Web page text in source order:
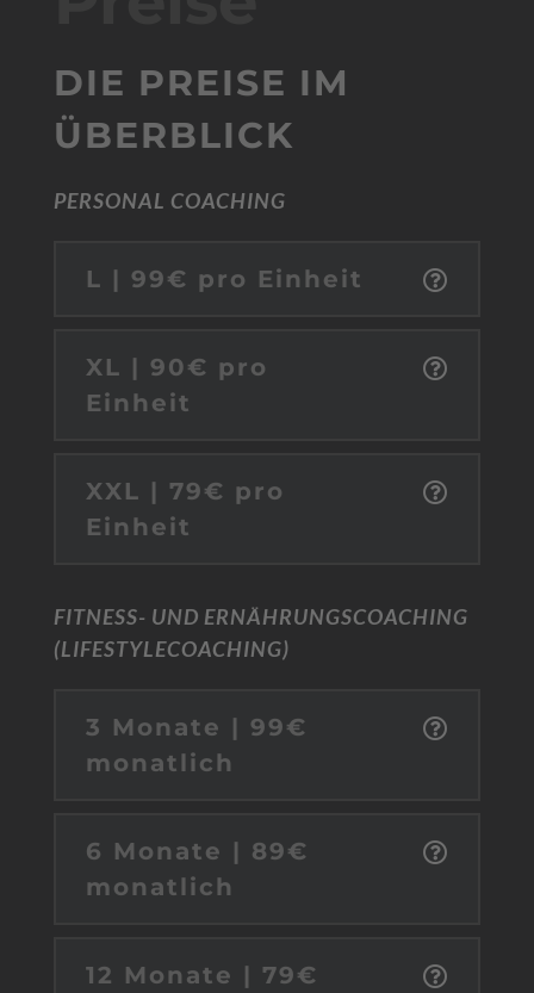
DIE PREISE IM
ÜBERBLICK
PERSONAL COACHING
L | 99€ pro Einheit
XL | 90€ pro
Einheit
XXL | 79€ pro
Einheit
FITNESS- UND ERNÄHRUNGSCOACHING
(LIFESTYLECOACHING)
3 Monate | 99€
monatlich
6 Monate | 89€
monatlich
12 Monate | 79€